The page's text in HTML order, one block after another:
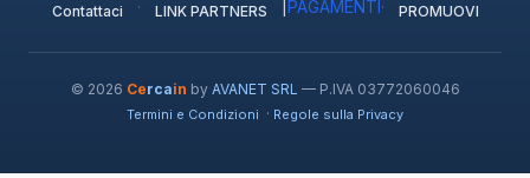
Contattaci · LINK PARTNERS PAGAMENTI· PROMUOVI
© 2026 Cercain by AVANET SRL — P.IVA 03772060046
Termini e Condizioni · Regole sulla Privacy